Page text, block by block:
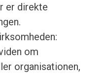
er direkte
om
organisationen,